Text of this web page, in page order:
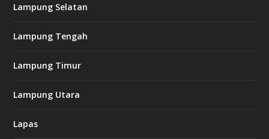
Lampung Selatan
Lampung Tengah
Lampung Timur
Lampung Utara
Lapas